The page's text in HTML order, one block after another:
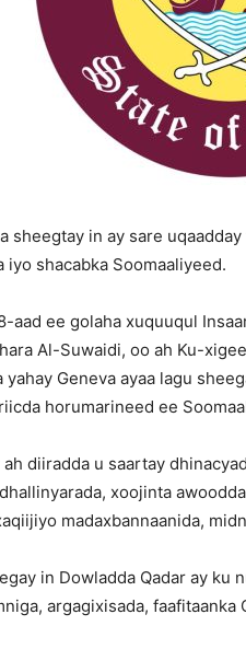
sheegtay in ay sare
iyo shacabka Soomaaliyeed.
aad ee golaha xuquuqul
Al-Suwaidi, oo ah Ku-
Geneva ayaa lagu
horumarineed ee
ah diiradda u saartay
xoojinta
madaxbannaanida,
in Dowladda Qadar ay ku
argagixisada,